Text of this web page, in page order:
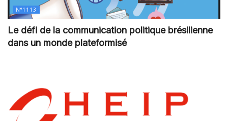
N°1113
Le défi de la communication politique brésilienne
dans un monde plateformisé